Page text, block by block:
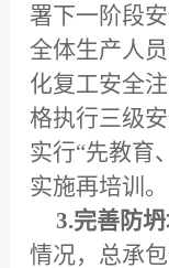
署下一阶段
全体生产人
化复工安全
格执行三级
实行“先教育
实施再培训。
3.完善防坍
情况，总承